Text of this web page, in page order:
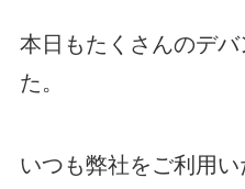
本日もたくさんのデ
た。
いつも弊社をご利用